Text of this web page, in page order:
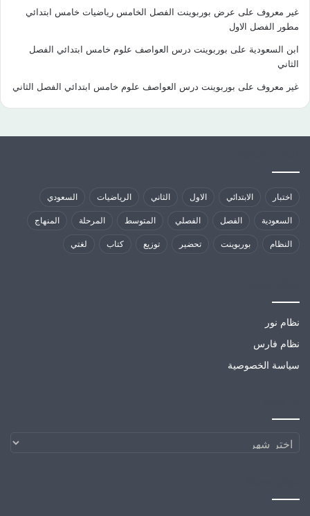
غير معروف على عرض بوربوينت الفصل الخامس رياضيات خامس ابتدائي
مطور الفصل الاول
ابن السعودية على بوربوينت درس العواصف علوم خامس ابتدائي الفصل
الثاني
غير معروف على بوربوينت درس العواصف علوم خامس ابتدائي الفصل الثاني
اختبار الابتدائي الاول الثاني الرياضيات السعودي
السعودية الفصل الفصلي المتوسط المرحلة المنهاج
النظام بوربوينت تحضير توزيع كتاب لغتي
نظام نور
نظام فارس
سياسة الخصوصية
الارشيف